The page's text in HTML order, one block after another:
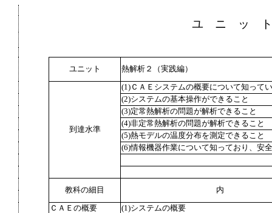
ユ ニ ッ
ユニット 熱解析２（実践編）
到達水準
(1)ＣＡＥシステムの概要について知って
(2)システムの基本操作ができること
(3)定常熱解析の問題が解析できること
(4)非定常熱解析の問題が解析できること
(5)熱モデルの温度分布を測定できること
(6)情報機器作業について知っており、安
教科の細目 内
ＣＡＥの概要
(1)システムの概要